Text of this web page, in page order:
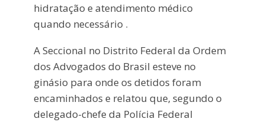
hidratação e atendimento médico
quando necessário .
A Seccional no Distrito Federal da Ordem
dos Advogados do Brasil esteve no
ginásio para onde os detidos foram
encaminhados e relatou que, segundo o
delegado-chefe da Polícia Federal